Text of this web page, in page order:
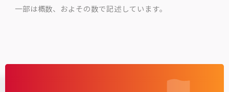
一部は概数、およその数で記述しています。